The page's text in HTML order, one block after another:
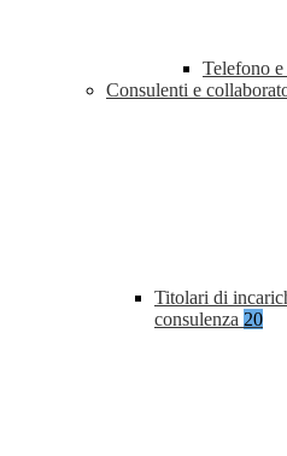
Telefono e
Consulenti e
Titolari di
consulenza 20